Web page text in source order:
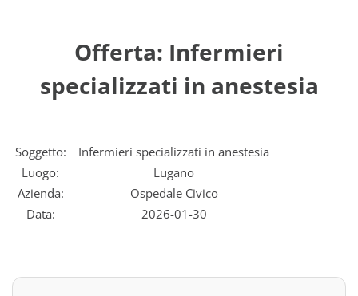
Offerta: Infermieri
specializzati in anestesia
Soggetto:
Infermieri specializzati in anestesia
Luogo:
Lugano
Azienda:
Ospedale Civico
Data:
2026-01-30